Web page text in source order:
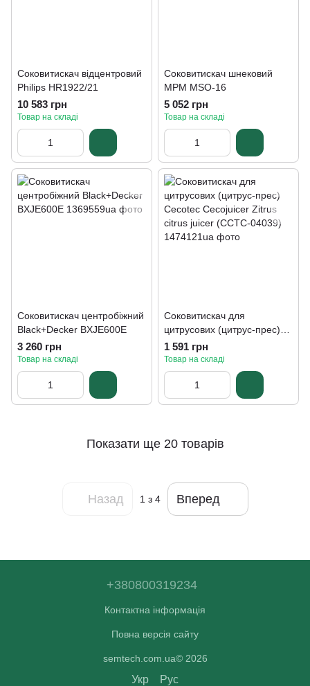
Соковитискач відцентровий
Philips HR1922/21
10 583 грн
Товар на складі
Соковитискач шнековий
MPM MSO-16
5 052 грн
Товар на складі
Соковитискач центробіжний
Black+Decker BXJE600E
3 260 грн
Товар на складі
Соковитискач для
цитрусових (цитрус-прес)
Cecotec Cecojuicer Zitrus
citrus juicer (CCTC-04039)
1 591 грн
Товар на складі
Показати ще 20 товарів
Назад 1 з 4 Вперед
+380800319234
Контактна інформація
Повна версія сайту
semtech.com.ua© 2026
Укр Рус